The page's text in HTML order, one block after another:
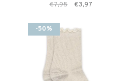
€7,95 €3,97
-50%